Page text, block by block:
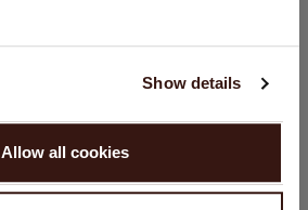
Show details
Allow all cookies
CONTINUER